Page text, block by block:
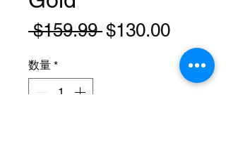
$159.99 通
$130.00セ
ー
ル
数量 *